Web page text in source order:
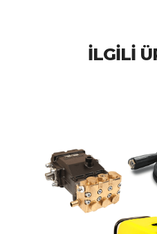
İLGILI